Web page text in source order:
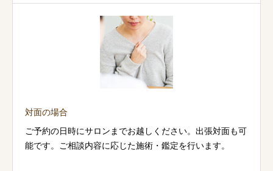
対面の場合
ご予約の日時にサロンまでお越しください。出張対面も可
能です。ご相談内容に応じた施術・鑑定を行います。